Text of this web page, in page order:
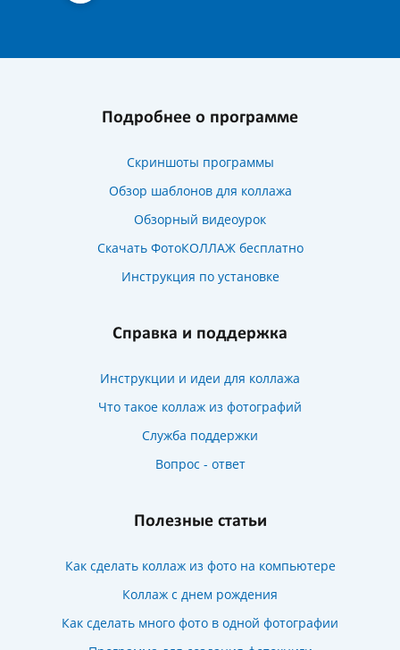
Подробнее о программе
Скриншоты программы
Обзор шаблонов для коллажа
Обзорный видеоурок
Скачать ФотоКОЛЛАЖ бесплатно
Инструкция по установке
Справка и поддержка
Инструкции и идеи для коллажа
Что такое коллаж из фотографий
Служба поддержки
Вопрос - ответ
Полезные статьи
Как сделать коллаж из фото на компьютере
Коллаж с днем рождения
Как сделать много фото в одной фотографии